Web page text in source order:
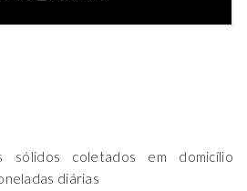
sólidos coletados em domicílio
diárias